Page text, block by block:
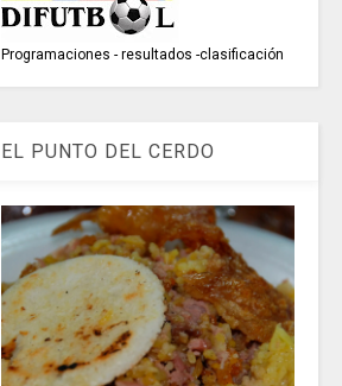
Programaciones - resultados -clasificación
EL PUNTO DEL CERDO